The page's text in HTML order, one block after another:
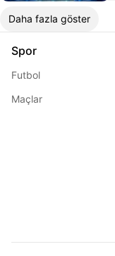
Daha fazla göster
Spor
Futbol
Maçlar